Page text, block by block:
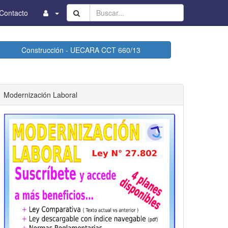
Buscar...
Construcción - UECARA CCT 660/13
Modernización Laboral